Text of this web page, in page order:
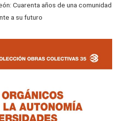
Cuarenta años de una comunidad
a su futuro